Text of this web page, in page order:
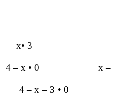
х• 3
х • 0 х –
– х – 3 • 0